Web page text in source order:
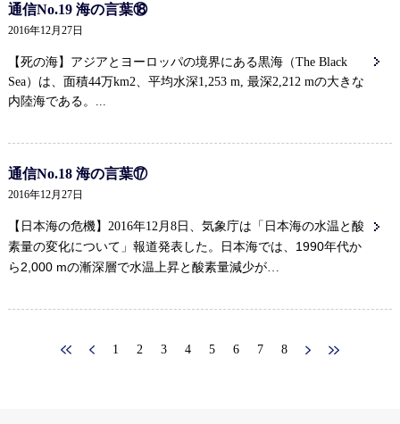
通信No.19 海の言葉⑱
2016年12月27日
【死の海】アジアとヨーロッパの境界にある黒海（The Black
Sea）は、面積44万km2、平均水深1,253 m, 最深2,212 mの大きな
内陸海である。...
通信No.18 海の言葉⑰
2016年12月27日
【日本海の危機】2016年12月8日、気象庁は「日本海の水温と酸
素量の変化について」報道発表した。
日本海では、1990年代か
ら2,000 mの漸深層で水温上昇と酸素量減少が…
1 2 3 4 5 6 7 8